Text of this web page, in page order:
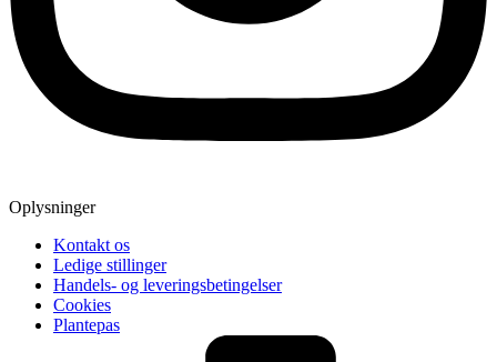
Oplysninger
Kontakt os
Ledige stillinger
Handels- og leveringsbetingelser
Cookies
Plantepas